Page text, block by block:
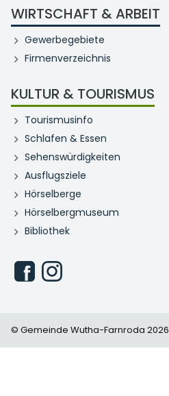
WIRTSCHAFT & ARBEIT
Gewerbegebiete
Firmenverzeichnis
KULTUR & TOURISMUS
Tourismusinfo
Schlafen & Essen
Sehenswürdigkeiten
Ausflugsziele
Hörselberge
Hörselbergmuseum
Bibliothek
© Gemeinde Wutha-Farnroda 2026